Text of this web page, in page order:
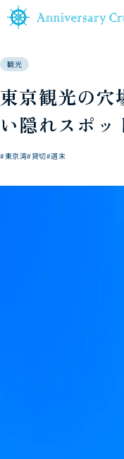
観光
東京観光の穴
い隠れスポッ
#東京湾#貸切#週末